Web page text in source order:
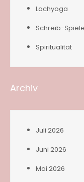
Lachyoga
Schreib-Spiele
Spiritualität
Archiv
Juli 2026
Juni 2026
Mai 2026